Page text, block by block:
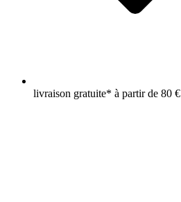
livraison gratuite* à partir de 80 €